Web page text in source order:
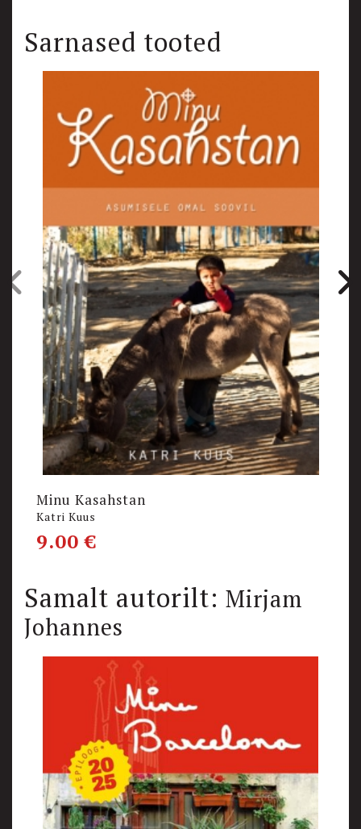
Sarnased tooted
Minu Kasahstan
Katri Kuus
9.00€
Samalt autorilt: Mirjam
Johannes